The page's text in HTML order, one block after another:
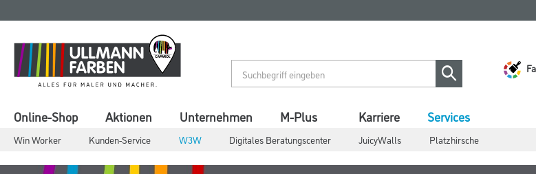
springen
springen
Online-Shop Aktionen Unternehmen M-Plus Karriere Services
Win Worker Kunden-Service W3W Digitales Beratungscenter JuicyWalls Platzhirsche